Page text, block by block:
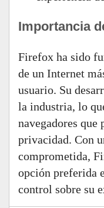
Importancia
Firefox ha sido
de un Internet
usuario. Su
la industria, lo
navegadores
privacidad. Con
comprometida,
opción preferida
control sobre su